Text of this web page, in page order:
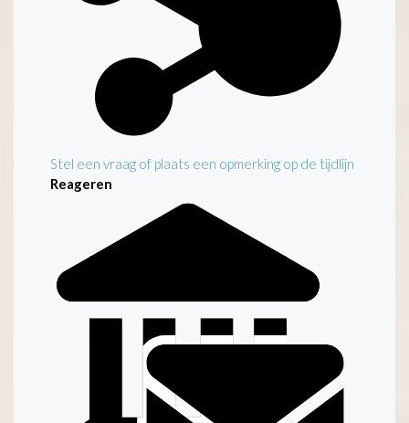
Stel een vraag of plaats een opmerking op de tijdlijn
Reageren